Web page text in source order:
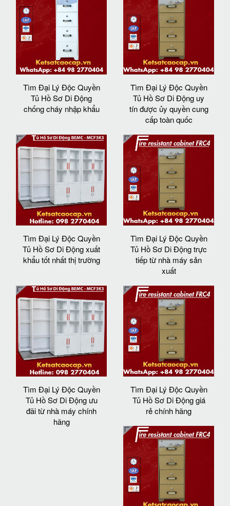
Tìm Đại Lý Độc Quyền
Tủ Hồ Sơ Di Động
chống cháy nhập khẩu
Tìm Đại Lý Độc Quyền
Tủ Hồ Sơ Di Động uy
tín được ủy quyền cung
cấp toàn quốc
Tìm Đại Lý Độc Quyền
Tủ Hồ Sơ Di Động xuất
khẩu tốt nhất thị trường
Tìm Đại Lý Độc Quyền
Tủ Hồ Sơ Di Động trực
tiếp từ nhà máy sản
xuất
Tìm Đại Lý Độc Quyền
Tủ Hồ Sơ Di Động ưu
đãi từ nhà máy chính
hãng
Tìm Đại Lý Độc Quyền
Tủ Hồ Sơ Di Động giá
rẻ chính hãng